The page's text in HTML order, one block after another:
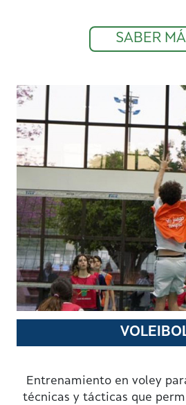
SABER
Entrenamiento en voley
técnicas y tácticas que